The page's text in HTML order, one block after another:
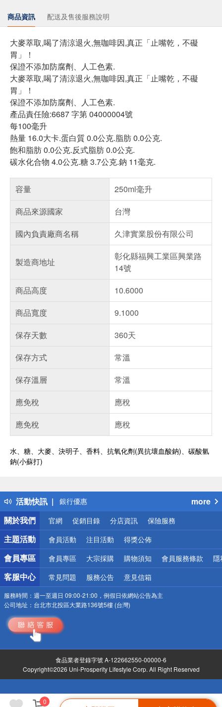
0
商品資訊 配送及售後服務說明
大麥萃取,喝了清涼退火,無咖啡因,真正「止嘴乾，不礙
胃」！
保證不添加防腐劑、人工色素.
大麥萃取,喝了清涼退火,無咖啡因,真正「止嘴乾，不礙
胃」！
保證不添加防腐劑、人工色素.
產品責任險:6687 字第 04000004號
每100毫升
熱量 16.0大卡.蛋白質 0.0公克.脂肪 0.0公克.
飽和脂肪 0.0公克.反式脂肪 0.0公克.
碳水化合物 4.0公克.糖 3.7公克.鈉 11毫克.
容量
250ml毫升
商品來源國家
台灣
國內負責廠商名稱
久津實業股份有限公司
製造商地址
彰化縣福興工業區興業路
14號
商品高度
10.6000
商品寬度
9.1000
保存天數
360天
保存方式
常溫
保存溫層
常溫
應免稅
應稅
應免稅
應稅
水、糖、大麥、決明子、香料、抗氧化劑(異抗壞血酸鈉)、碳酸氫
鈉(小蘇打)
活動快訊
熱門話題
銀行優惠
偏遠地區配送
詐騙網頁！請小心！
more
關於我們
官網 促銷目錄 分店資訊 保險服務
主題活動 會員活動 注目活動 得獎公佈
會員專區 會員專區 大宗採購 購物須知 會員服務條款 隱
客服中心 常見問題 服務公告 意見信箱
服務時間： 週一至週日 09:00-21:00，例假日依網站公告為主
公司地址： 台北市北投區大業路136號5樓 (台灣)
食品業者登錄字號 A-122662550-00000-6
Copyright©2026 Uni-Prosperity Lifestyle Corp. All Right Reserved